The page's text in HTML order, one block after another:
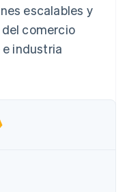
la infraestructura
escalables y
comercio
industria